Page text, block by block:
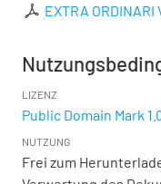
EXTRA
LIZENZ
Public Domain Mark
NUTZUNG
Frei zum